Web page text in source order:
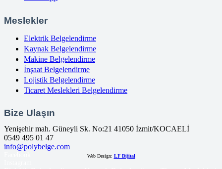
Meslekler
Elektrik Belgelendirme
Kaynak Belgelendirme
Makine Belgelendirme
İnşaat Belgelendirme
Lojistik Belgelendirme
Ticaret Meslekleri Belgelendirme
Bize Ulaşın
Yenişehir mah. Güneyli Sk. No:21 41050 İzmit/KOCAELİ
0549 495 01 47
info@polybelge.com
Web Design: LF Dijital